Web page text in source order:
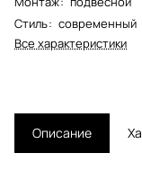
Стиль: современный
Все характеристики
Описание